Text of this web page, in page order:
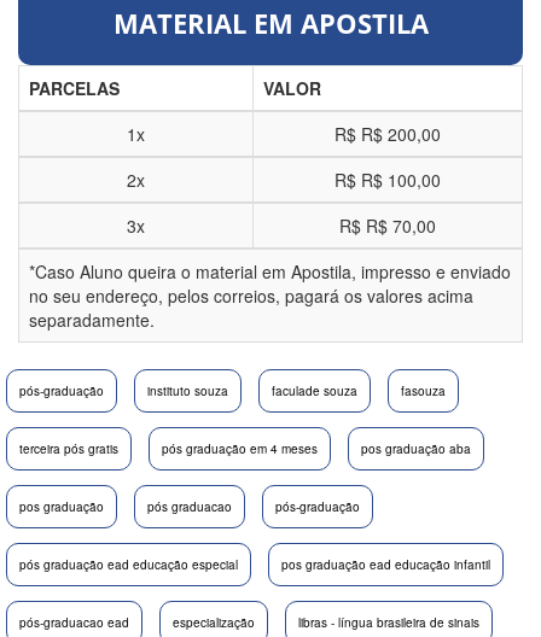
MATERIAL EM APOSTILA
PARCELAS
VALOR
1x
R$ R$ 200,00
2x
R$ R$ 100,00
3x
R$ R$ 70,00
*Caso Aluno queira o material em Apostila, impresso e enviado
no seu endereço, pelos correios, pagará os valores acima
separadamente.
pós-graduação instituto souza faculade souza fasouza
terceira pós gratis pós graduação em 4 meses pos graduação aba
pos graduação pós graduacao pós-graduação
pós graduação ead educação especial pos graduação ead educação infantil
pós-graduacao ead especialização libras - língua brasileira de sinais